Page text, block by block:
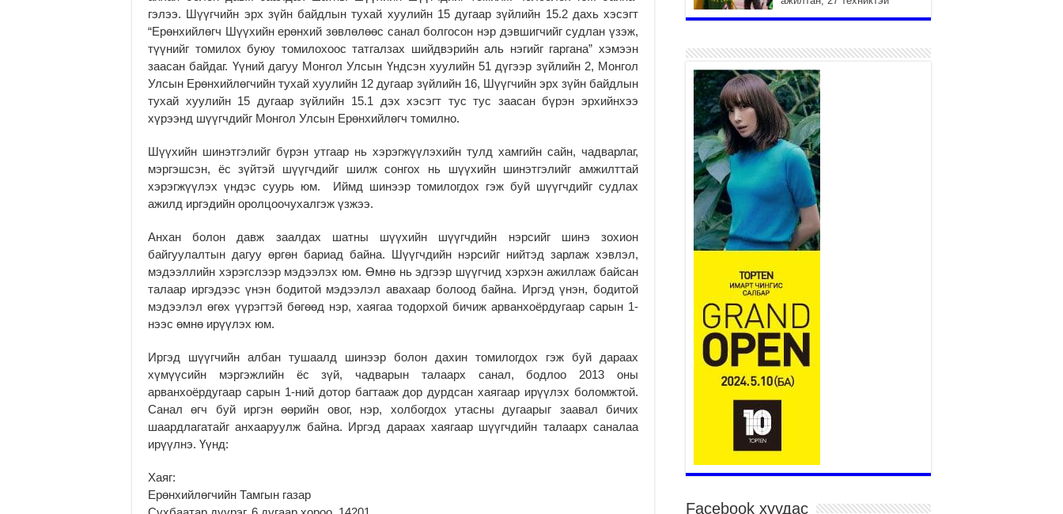
гэлээ. Шүүгчийн эрх зүйн байдлын тухай хуулийн 15 дугаар зүйлийн 15.2 дахь хэсэгт
“Ерөнхийлөгч Шүүхийн ерөнхий зөвлөлөөс санал болгосон нэр дэвшигчийг судлан үзэж,
түүнийг томилох буюу томилохоос татгалзах шийдвэрийн аль нэгийг гаргана” хэмээн
заасан байдаг. Үүний дагуу Монгол Улсын Үндсэн хуулийн 51 дүгээр зүйлийн 2, Монгол
Улсын Ерөнхийлөгчийн тухай хуулийн 12 дугаар зүйлийн 16, Шүүгчийн эрх зүйн байдлын
тухай хуулийн 15 дугаар зүйлийн 15.1 дэх хэсэгт тус тус заасан бүрэн эрхийнхээ
хүрээнд шүүгчдийг Монгол Улсын Ерөнхийлөгч томилно.
Шүүхийн шинэтгэлийг бүрэн утгаар нь хэрэгжүүлэхийн тулд хамгийн сайн, чадварлаг,
мэргэшсэн, ёс зүйтэй шүүгчдийг шилж сонгох нь шүүхийн шинэтгэлийг амжилттай
хэрэгжүүлэх үндэс суурь юм. Иймд шинээр томилогдох гэж буй шүүгчдийг судлах
ажилд иргэдийн оролцоочухалгэж үзжээ.
Анхан болон давж заалдах шатны шүүхийн шүүгчдийн нэрсийг шинэ зохион
байгуулалтын дагуу өргөн бариад байна. Шүүгчдийн нэрсийг нийтэд зарлаж хэвлэл,
мэдээллийн хэрэгслээр мэдээлэх юм. Өмнө нь эдгээр шүүгчид хэрхэн ажиллаж байсан
талаар иргэдээс үнэн бодитой мэдээлэл авахаар болоод байна. Иргэд үнэн, бодитой
мэдээлэл өгөх үүрэгтэй бөгөөд нэр, хаягаа тодорхой бичиж арванхоёрдугаар сарын 1-
нээс өмнө ирүүлэх юм.
Иргэд шүүгчийн албан тушаалд шинээр болон дахин томилогдох гэж буй дараах
хүмүүсийн мэргэжлийн ёс зүй, чадварын талаарх санал, бодлоо 2013 оны
арванхоёрдугаар сарын 1-ний дотор багтааж дор дурдсан хаягаар ирүүлэх боломжтой.
Санал өгч буй иргэн өөрийн овог, нэр, холбогдох утасны дугаарыг заавал бичих
шаардлагатайг анхааруулж байна. Иргэд дараах хаягаар шүүгчдийн талаарх саналаа
ирүүлнэ. Үүнд:
Хаяг:
Ерөнхийлөгчийн Тамгын газар
ажиллаж байна
Наадмын амралтын өдрүүдэд
нийслэлийн эрүүл мэндийн
байгууллагууд дараах
хуваарийн дагуу ажиллана
2026 оны 7 сар 15 / 11 цаг 18 минут
Үндэсний их баяр наадам
эхэллээ
2026 оны 7 сар 15 / 11 цаг 14 минут
Үер усны аюулаас сэргийлж, нийслэлийн Онцгой
байдлын газрын 162 алба хаагч үүрэг гүйцэтгэж
байна
2026 оны 7 сар 15 / 11 цаг 07 минут
Үндэсний их сурын харваанд 850 харваач цэц
мэргэнээ сорьж байна
2026 оны 7 сар 15 / 11 цаг 03 минут
Төв цэнгэлдэхийн эргэн тойронд
2026 оны 7 сар 15 / 10 цаг 58 минут
Үндэсний их баяр наадмын шагайн харваа
насанд хүрэгчдийн багийн харваагаар
үргэлжилж байна
2026 оны 7 сар 15 / 10 цаг 52 минут
Үндэсний их баяр наадмын хүчит бөхийн
барилдаан эхэллээ
2026 оны 7 сар 15 / 10 цаг 46 минут
Үндэсний хувцасны өдрийг тохиолдуулан
Facebook хуудас